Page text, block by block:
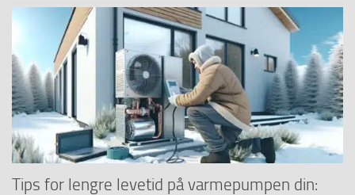
Tips for lengre levetid på varmepumpen din: